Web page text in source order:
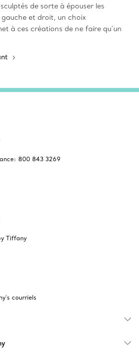
de sorte à épouser les
et droit, un choix
à ces créations de ne faire qu’un
800 843 3269
Tiffany
courriels